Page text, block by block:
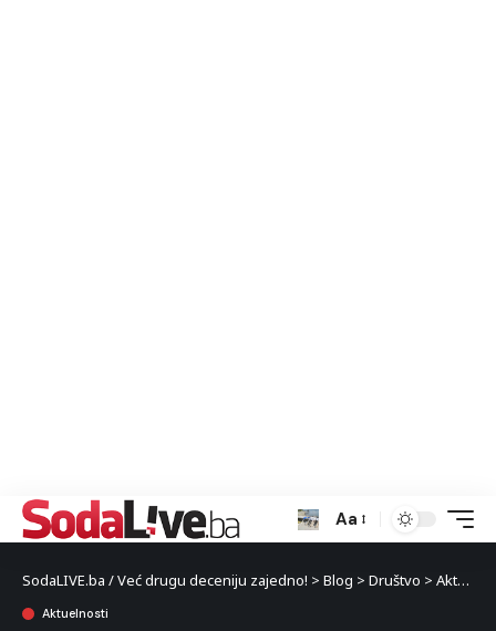
Aa
SodaLIVE.ba / Već drugu deceniju zajedno! > Blog > Društvo > Aktuelnosti
Aktuelnosti